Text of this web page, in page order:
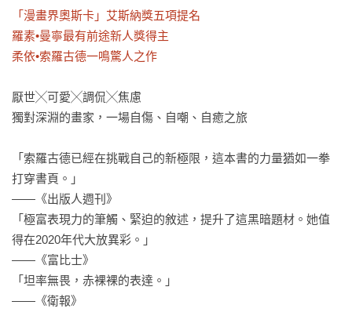
「漫畫界奧斯卡」艾斯納獎五項提名
羅素•曼寧最有前途新人獎得主
柔依•索羅古德一鳴驚人之作
厭世╳可愛╳調侃╳焦慮
獨對深淵的畫家，一場自傷、自嘲、自癒之旅
「索羅古德已經在挑戰自己的新極限，這本書的力量猶如一拳
打穿書頁。」
——《出版人週刊》
「極富表現力的筆觸、緊迫的敘述，提升了這黑暗題材。她值
得在2020年代大放異彩。」
——《富比士》
「坦率無畏，赤裸裸的表達。」
——《衛報》